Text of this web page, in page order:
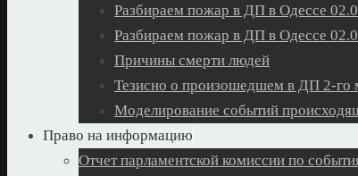
Разбираем пожар в ДП в Одессе
Разбираем пожар в ДП в Одессе
Причины смерти людей
Тезисно о произошедшем в ДП 2-го
Моделирование событий
Право на информацию
Отчет парламентской комиссии по